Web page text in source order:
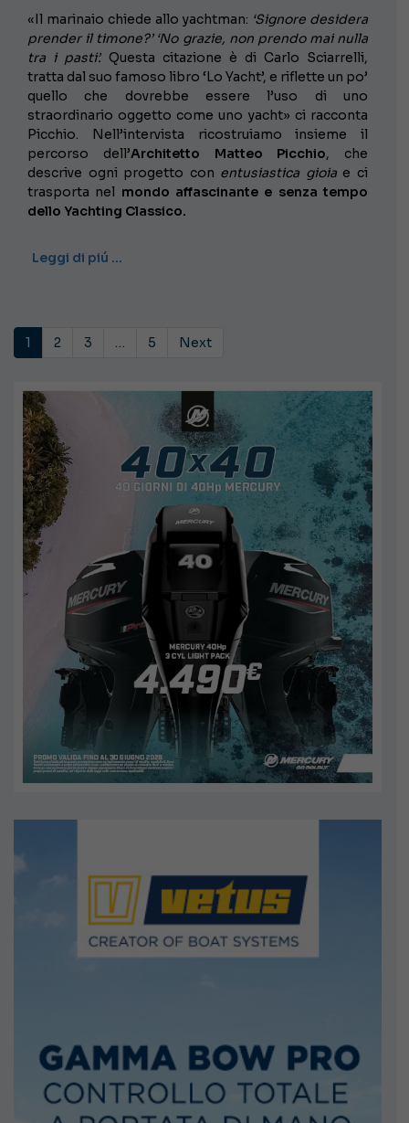
«Il marinaio chiede allo yachtman: ‘Signore desidera
prender il timone?’ ‘No grazie, non prendo mai nulla
tra i pasti’. Questa citazione è di Carlo Sciarrelli,
tratta dal suo famoso libro ‘Lo Yacht’, e riflette un po’
quello che dovrebbe essere l’uso di uno
straordinario oggetto come uno yacht» ci racconta
Picchio. Nell’intervista ricostruiamo insieme il
percorso dell’Architetto Matteo Picchio, che
descrive ogni progetto con entusiastica gioiae ci
trasporta nel mondo affascinante e senza tempo
dello Yachting Classico.
Leggi di piú …
1 2 3 … 5 Next